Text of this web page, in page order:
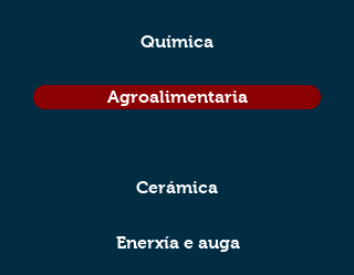
Química
Agroalimentaria
Cerámica
Enerxía e auga